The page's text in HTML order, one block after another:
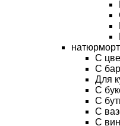
С
С
Для
C
C
C
C